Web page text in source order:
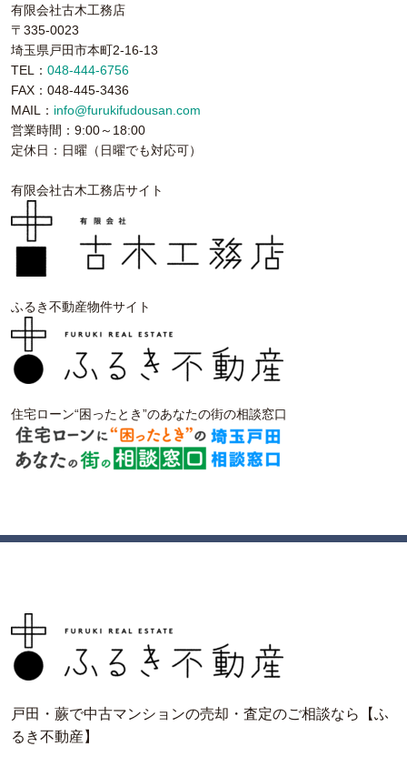
有限会社古木工務店
〒335-0023
埼玉県戸田市本町2-16-13
TEL： 048-444-6756
FAX：048-445-3436
MAIL： info@furukifudousan.com
営業時間：9:00～18:00
定休日：日曜（日曜でも対応可）
有限会社古木工務店サイト
ふるき不動産物件サイト
住宅ローン“困ったとき”のあなたの街の相談窓口
戸田・蕨で中古マンションの売却・査定のご相談なら【ふ
るき不動産】